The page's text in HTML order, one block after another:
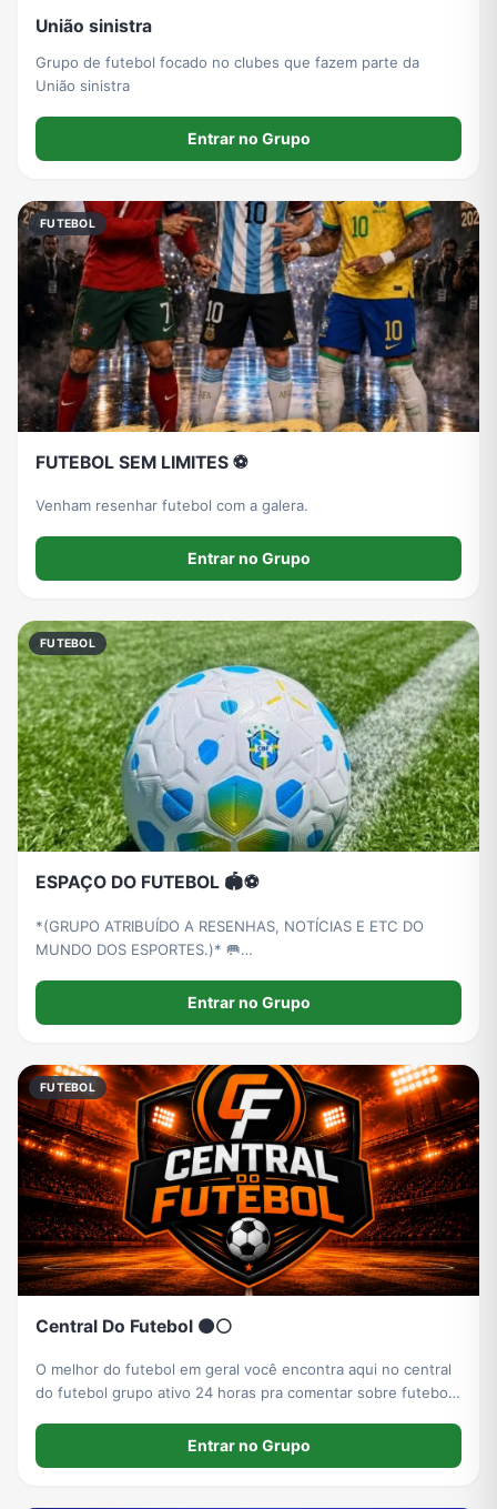
União sinistra
Grupo de futebol focado no clubes que fazem parte da
União sinistra
Entrar no Grupo
FUTEBOL
FUTEBOL SEM LIMITES ⚽️
Venham resenhar futebol com a galera.
Entrar no Grupo
FUTEBOL
ESPAÇO DO FUTEBOL 🏟️⚽
*(GRUPO ATRIBUÍDO A RESENHAS, NOTÍCIAS E ETC DO
MUNDO DOS ESPORTES.)* 🥅
apresente e diga seu time*Entrar no Grupo
FUTEBOL
Central Do Futebol 🟠⚪
O melhor do futebol em geral você encontra aqui no central
do futebol grupo ativo 24 horas pra comentar sobre futebol
Entrar no Grupo